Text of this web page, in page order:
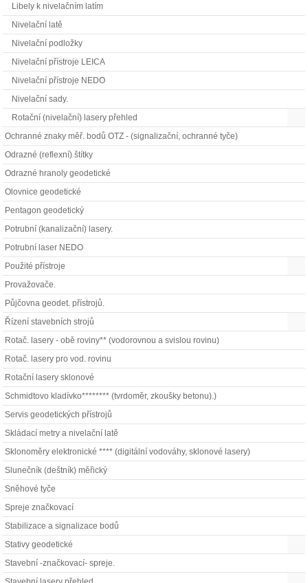
Libely k nivelačním latím
Nivelační latě
Nivelační podložky
Nivelační přístroje LEICA
Nivelační přístroje NEDO
Nivelační sady.
Rotační (nivelační) lasery přehled
Ochranné znaky měř. bodů OTZ - (signalizační, ochranné tyče)
Odrazné (reflexní) štítky
Odrazné hranoly geodetické
Olovnice geodetické
Pentagon geodetický
Potrubní (kanalizační) lasery.
Potrubní laser NEDO
Použité přístroje
Provažovače.
Půjčovna geodet. přístrojů.
Řízení stavebních strojů
Rotač. lasery - obě roviny** (vodorovnou a svislou rovinu)
Rotač. lasery pro vod. rovinu
Rotační lasery sklonové
Schmidtovo kladívko******** (tvrdoměr, zkoušky betonu).)
Servis geodetických přístrojů
Skládací metry a nivelační latě
Sklonoměry elektronické **** (digitální vodováhy, sklonové lasery)
Slunečník (deštník) měřický
Sněhové tyče
Spreje značkovací
Stabilizace a signalizace bodů
Stativy geodetické
Stavební -značkovací- spreje.